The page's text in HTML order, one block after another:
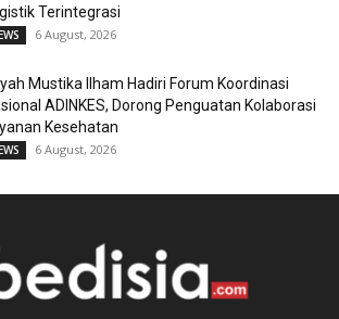
Terintegrasi
6 August, 2026
Mustika Ilham Hadiri Forum Koordinasi
ADINKES, Dorong Penguatan Kolaborasi
Kesehatan
6 August, 2026